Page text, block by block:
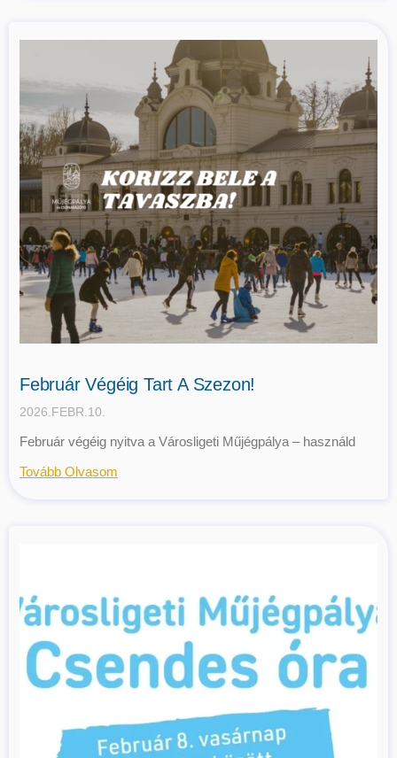
Február Végéig Tart A Szezon!
2026.FEBR.10.
Február végéig nyitva a Városligeti Műjégpálya – használd
Tovább Olvasom